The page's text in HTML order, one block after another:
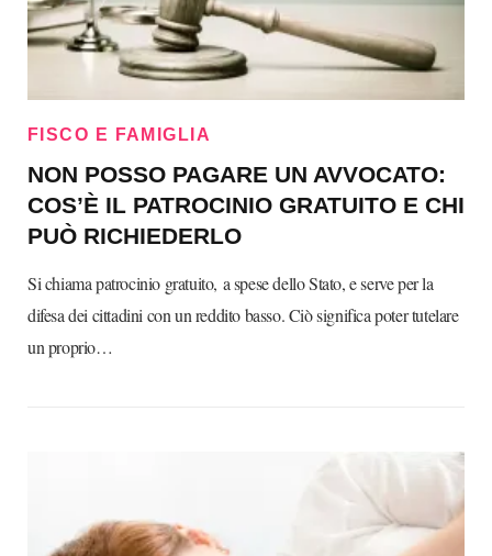
FISCO E FAMIGLIA
NON POSSO PAGARE UN AVVOCATO:
COS’È IL PATROCINIO GRATUITO E CHI
PUÒ RICHIEDERLO
Si chiama patrocinio gratuito, a spese dello Stato, e serve per la
difesa dei cittadini con un reddito basso. Ciò significa poter tutelare
un proprio…